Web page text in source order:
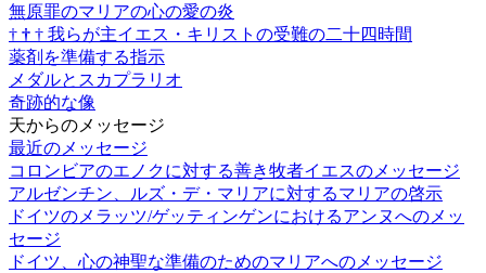
無原罪のマリアの心の愛の炎
† † † 我らが主イエス・キリストの受難の二十四時間
薬剤を準備する指示
メダルとスカプラリオ
奇跡的な像
天からのメッセージ
最近のメッセージ
コロンビアのエノクに対する善き牧者イエスのメッセージ
アルゼンチン、ルズ・デ・マリアに対するマリアの啓示
ドイツのメラッツ/ゲッティンゲンにおけるアンヌへのメッ
セージ
ドイツ、心の神聖な準備のためのマリアへのメッセージ